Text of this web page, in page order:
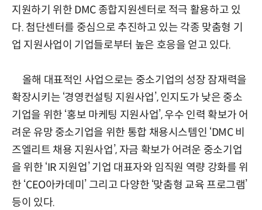
지원하기 위한 DMC 종합지원센터로 적극 활용하고 있
다. 첨단센터를 중심으로 추진하고 있는 각종 맞춤형 기
업 지원사업이 기업들로부터 높은 호응을 얻고 있다.
올해 대표적인 사업으로는 중소기업의 성장 잠재력을
확장시키는 ‘경영컨설팅 지원사업’, 인지도가 낮은 중소
기업을 위한 ‘홍보 마케팅 지원사업’, 우수 인력 확보가 어
려운 유망 중소기업을 위한 통합 채용시스템인 ‘DMC 비
즈엘리트 채용 지원사업’, 자금 확보가 어려운 중소기업
을 위한 ‘IR 지원업’ 기업 대표자와 임직원 역량 강화를 위
한 ‘CEO아카데미’ 그리고 다양한 ‘맞춤형 교육 프로그램’
등이 있다.